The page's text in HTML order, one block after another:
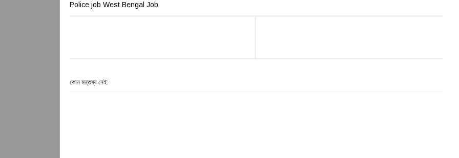
Police job West Bengal Job
কোন মন্তব্য নেই: